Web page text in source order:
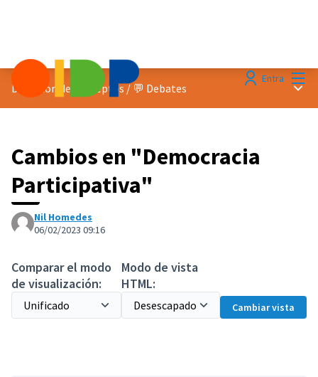
Entra
Discusion de conceptos/ 💬 Debates
Cambios en "Democracia
Participativa"
Nil Homedes
06/02/2023 09:16
Comparar el modo
de visualización:
Modo de vista
HTML:
Cambiar vista